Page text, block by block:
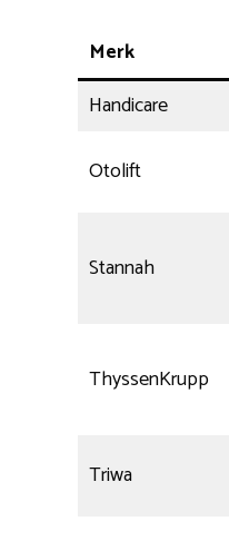
Merk
Handicare
Otolift
Stannah
ThyssenKrupp
Triwa